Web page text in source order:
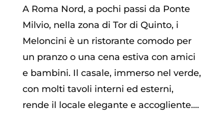
A Roma Nord, a pochi passi da Ponte
Milvio, nella zona di Tor di Quinto, i
Meloncini è un ristorante comodo per
un pranzo o una cena estiva con amici
e bambini. Il casale, immerso nel verde,
con molti tavoli interni ed esterni,
rende il locale elegante e accogliente....